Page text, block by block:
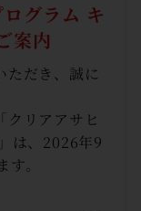
グラム キ
案内
ただき、誠に
クリアアサヒ
は、2026年9
。